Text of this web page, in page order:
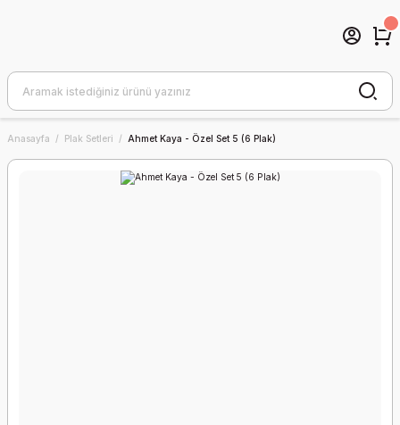
Anasayfa Plak Setleri Ahmet Kaya - Özel Set 5 (6 Plak)